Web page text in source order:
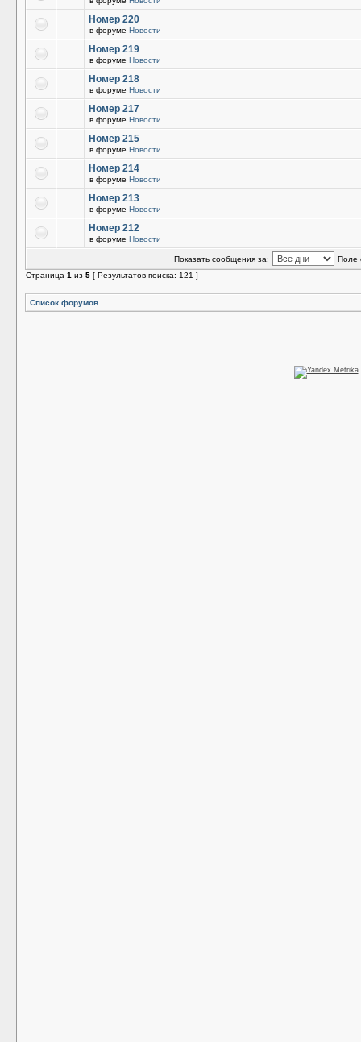
Номер 220
в форуме Новости
Номер 219
в форуме Новости
Номер 218
в форуме Новости
Номер 217
в форуме Новости
Номер 215
в форуме Новости
Номер 214
в форуме Новости
Номер 213
в форуме Новости
Номер 212
в форуме Новости
Показать сообщения за:
Поле
Страница 1 из 5 [ Результатов поиска: 121 ]
Список форумов